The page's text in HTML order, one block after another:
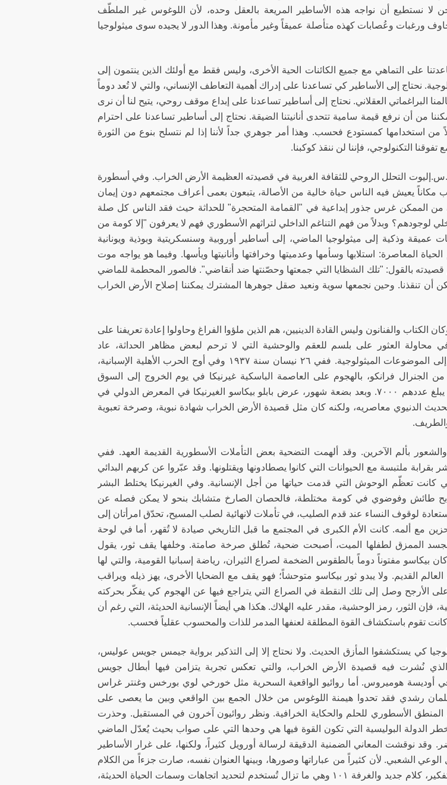
لا نستطيع أن نواجه هذه الأساطير المريعة بالعقل وحده، لأن اللوغوس غير الملطّف
ورغبات وعُصابات كهذه متأصلة عميقاً وغير مأمونة. وهذا الدور لا يجيده سوى ميثولوجيا
على التماهي مع جميع الكائنات الحية الأخرى، وليس فقط مع أولئك الذين ينتمون إلى
نحتاج إلى الأساطير كي تساعدنا على إدراك أهمية التعاطف الإنساني، والتي لا تُعد دوماً
البراغماتي العقلاني. نحتاج إلى أساطير تساعدنا على إبداع موقف روحي، يتيح لنا أن نرى
من أن نرفع قيمة سامية تتحدى أنانيتنا الضيقة. نحتاج إلى أساطير تساعدنا على احترام
من استخدامها كمستودع فحسب. وهذا أمر جوهري جداً لأننا إذا لم نتسلح بنوع من الثورة
التكنولوجي، فإننا لن ننقذ كوكبنا.
ت.س.إليوت التحلل الروحي للثقافة الغربية في قصيدته العظيمة الأرض الخراب. وفي أسطورة
مكاناً يعيش فيه الناس حياة خالية من الأصالة، يتبعون بعمى أعراف مجتمعهم دون إيمان
الممكن غرس جذور إبداعية في "القمامة المتحجرة" للحداثة حيث فقد الناس كل صلة
لوجودهم؟ وبدلاً من فهم التناغم الداخلي لتراثهم الأسطوري فهم لا يعرفون "إلا كومة من
عميقة وذكية إلى ميثولوجيا الماضي، إلى أساطير أوروبية وسنسكريتية وبوذية ويونانية
المعاصرة: استلابها وسأمها وعدميتها وخرافتها وأنانيتها ويأسها. وفيما هو يواجه موت
قصيدته بالقول: "تلك الشظايا التي جمعتها وحصّنتها ضد أنقاضي". فالصور المحطمة للماضي
أن تنقذنا. وحين نجمعها سوية ونعيد صقل جوهرها المشترك يمكننا إصلاح الأرض الخراب
الكتاب والفنانون وليس القادة الدينيين، هم الذين ملؤوا الفراغ وحاولوا إعادة تعريفنا على
محاولة العثور على بلسم للعقم والوحشية التي لا ترحم لبعض مظاهر الحداثة، عاد
الرسامون، على سبيل المثال، إلى الموضوعات الميثولوجية. ففي ٢٦ نيسان سنة ١٩٣٧ وفي أوج الحرب الأهلية الإسبانية،
من الجنرال فرانكو، بالهجوم على العاصمة الباسكية غيرنيكا في يوم الخروج إلى السوق
وقتلت ١٦٥٤ من سكانها الذين يبلغ عددهم ٧٠٠٠. وبعد بضعة شهور، عرض بابلو بيكاسو الغيرنيكا في المعرض الدولي في
الدنيوي معاصريه، ولكنه كان مثل قصيدة الأرض الخراب شهادة نبوية، وصرخة تعبوية
بألم الآخرين. وقد ألهمت التضحية بعض التأملات الأسطورية القديمة العهد. ففي
بقرابة ملتبسة مع الحيوانات التي كانوا يصطادونها ويقتلونها. وقد عبّروا عن كربهم البدائي
كانت تعظّم الوحوش التي قدمت حياتها من أجل الإنسانية. وفي الغيرنيكا يختلط البشر
ذبح طائش وفوضوي في كومة مختلطة، فالحصان الصارخ متشابك بنحو لا يمكن فصله عن
لوقوف النساء عند قدم الصليب، في تأملات لانهائية لصلب المسيح، تحدّق امرأتان إلى
مع ألمه. كانت الأم الكبرى في المجتمع ما قبل التاريخي صيادة لا تُقهر، أما في لوحة
الممزق لطفلها الميت، أصبحت ضحية، تُطلق صرخة صامتة. وخلفها يقف ثور، يقول
بيكاسو مفتوناً دوماً بالطقوس الضخمة لصراع الثيران، رياضة إسبانيا القومية، والتي لها
القديم. ولا يبدو ثور بيكاسو متوحشاً؛ فهو يقف مع الضحايا الأخرى، يهز ذيله ويراقب
الأرجح وصل إلى تلك النقطة في الصراع التي يتراجع فيها عن الهجوم كي يفكّر بحركته
فإن الثور، رمز الوحشية، مقدر عليه الهلاك. هكذا هي أيضاً الإنسانية الحديثة، التي رغم أن
تقوم باستكشاف القوة المطلقة لعنفها المدمر للذات والمحسوب عقلياً فحسب.
كي يستكشفوا المأزق الحديث. ولا نحتاج إلا إلى التذكير برواية جيمس جويس عوليس،
نُشرت فيه قصيدة الأرض الخراب، والتي تعكس تجربة يتزامن فيها أبطال جويس
أوديسة هوميروس. أما روائيو الواقعية السحرية مثل خورخي لوي بورخس وغنتر غراس
وسلمان رشدي فقد تحدوا هيمنة اللوغوس من خلال الجمع بين الواقعي وبين ما يعصى على
المنطق الأسطوري للحلم والحكاية الخرافية. ونظر روائيون آخرون في المستقبل. وحذرت
جورج أورويل ١٩٨٤ من خطر الدولة البوليسية التي تكون القوة فيها هي وحدها التي على صواب بحيث يُعدّل الماضي
وقد نوقشت المعاني الضمنية الدقيقة لرسالة أورويل كثيراً، ولكنها، على غرار الأساطير
الشعبي. لأن كثيراً من عباراتها وصورها، وبينها العنوان نفسه، صارت جزءاً من الكلام
العادي: الأخ الكبير، ازداوجية التفكير، كلام جديد والغرفة ١٠١ وهي ما تزال تُستخدم لتحديد اتجاهات وسمات الحياة الحديثة،